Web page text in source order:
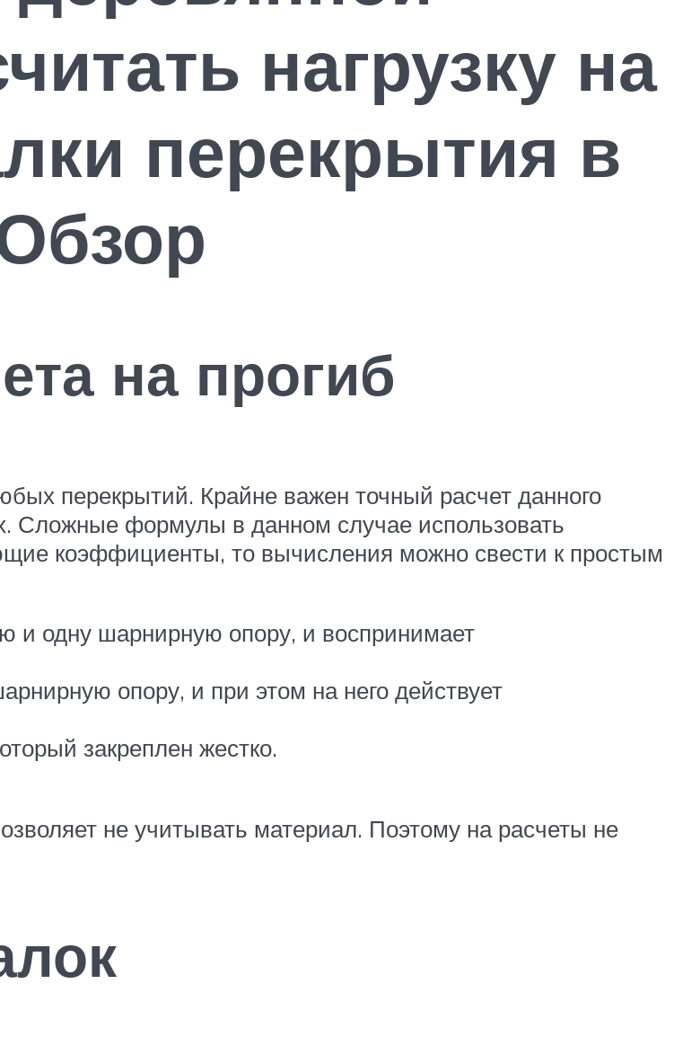
нагрузку на
перекрытия в
на прогиб
перекрытий. Крайне важен точный расчет данного
Сложные формулы в данном случае использовать
коэффициенты, то вычисления можно свести к простым
и одну шарнирную опору, и воспринимает
опору, и при этом на него действует
закреплен жестко.
не учитывать материал. Поэтому на расчеты не